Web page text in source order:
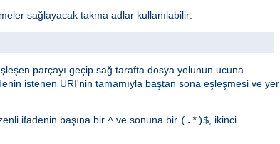
sağlayacak takma adlar kullanılabilir:
parçayı geçip sağ tarafta dosya yolunun ucuna
istenen URI'nin tamamıyla baştan sona eşleşmesi ve yer
ifadenin başına bir ^ ve sonuna bir (.*)$ , ikinci